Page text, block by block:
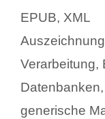
Kategorien
EPUB, XML
Schlagwörter
Verarbeitung,
Datenbanken,
generische